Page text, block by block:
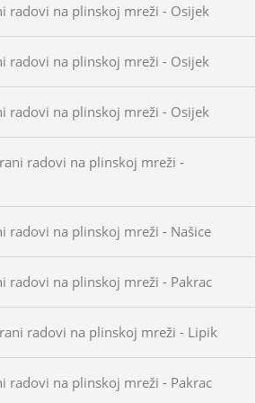
radovi na plinskoj mreži - Osijek
radovi na plinskoj mreži - Osijek
radovi na plinskoj mreži - Osijek
radovi na plinskoj mreži -
radovi na plinskoj mreži - Našice
radovi na plinskoj mreži - Pakrac
radovi na plinskoj mreži - Lipik
radovi na plinskoj mreži - Pakrac